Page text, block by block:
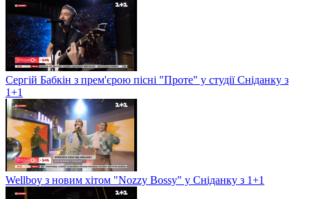
Сергій Бабкін з прем'єрою пісні "Проте" у студії Сніданку з
1+1
Wellboy з новим хітом "Nozzy Bossy" у Сніданку з 1+1